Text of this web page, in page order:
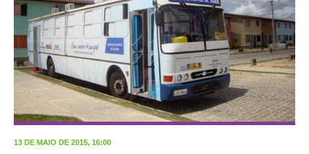
13 DE MAIO DE 2015, 16:00